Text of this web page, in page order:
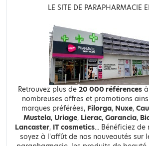
LE SITE DE PARAPHARMACIE
Retrouvez plus de 20 000 références
nombreuses offres et promotions
marques préférées, Filorga, Nuxe,
Mustela, Uriage, Lierac, Garancia,
Lancaster, IT cosmetics... Bénéficiez
soyez à l'affût de nos nouveautés sur